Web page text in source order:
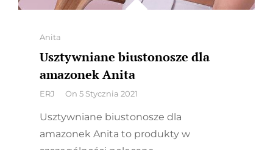
Categories
Anita
Usztywniane biustonosze dla
amazonek Anita
By
ERJ On 5 Stycznia 2021
Usztywniane biustonosze dla
amazonek Anita to produkty w